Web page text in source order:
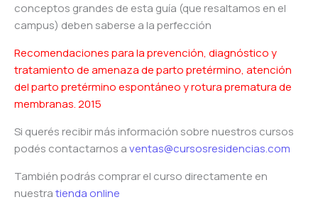
conceptos grandes de esta guía (que resaltamos en el
campus) deben saberse a la perfección
Recomendaciones para la prevención, diagnóstico y
tratamiento de amenaza de parto pretérmino, atención
del parto pretérmino espontáneo y rotura prematura de
membranas. 2015
Si querés recibir más información sobre nuestros cursos
podés contactarnos aventas@cursosresidencias.com
También podrás comprar el curso directamente en
nuestratienda online